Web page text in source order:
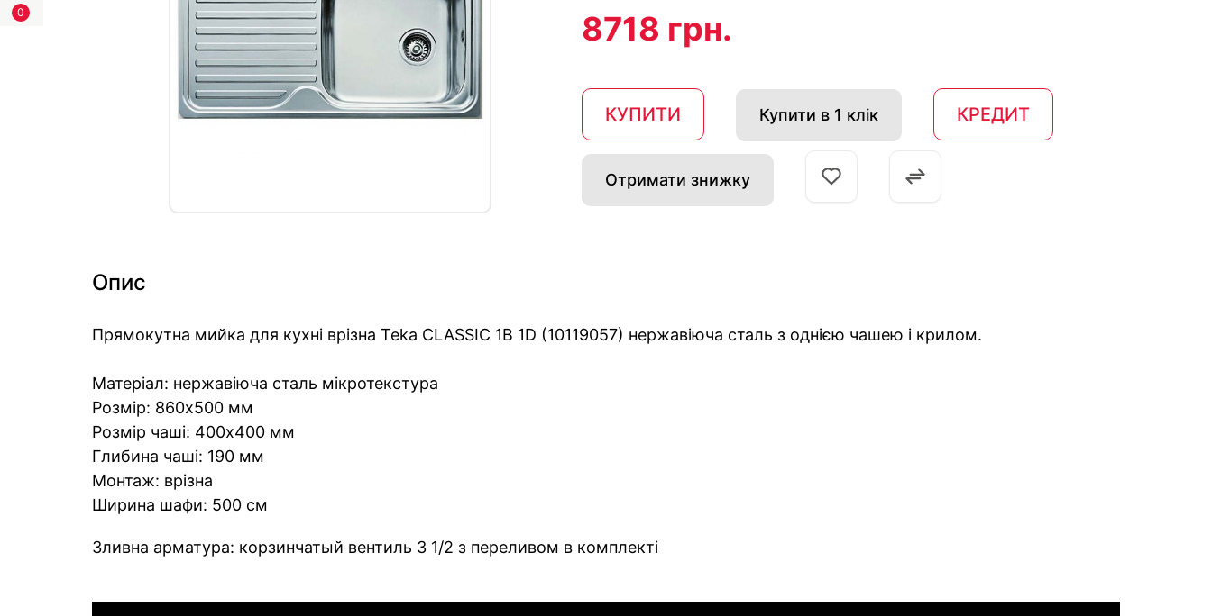
0 8718 грн.
КУПИТИ Купити в 1 клік КРЕДИТ
Отримати знижку
Опис
Прямокутна мийка для кухні врізна Teka CLASSIC 1B 1D (10119057) нержавіюча сталь з однією чашею і крилом.
Матеріал: нержавіюча сталь мікротекстура
Розмір: 860x500 мм
Розмір чаші: 400х400 мм
Глибина чаші: 190 мм
Монтаж: врізна
Ширина шафи: 500 см
Зливна арматура: корзинчатый вентиль 3 1/2 з переливом в комплекті